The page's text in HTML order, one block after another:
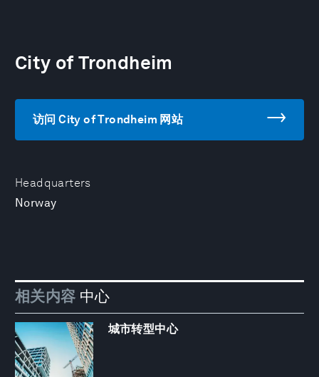
Headquarters
Norway
City of Trondheim
访问 City of Trondheim 网站
相关内容 中心
城市转型中心